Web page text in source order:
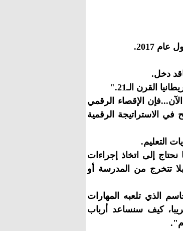
القرن الـ21."
الإقصاء الرقمي
في الاستراتيجة الرقمية
التعليم.
نحتاج إلى اتخاذ إجراءات
تتخرج من المدرسة أو
الذي تلعبه المهارات
كيف سنساعد أرباب